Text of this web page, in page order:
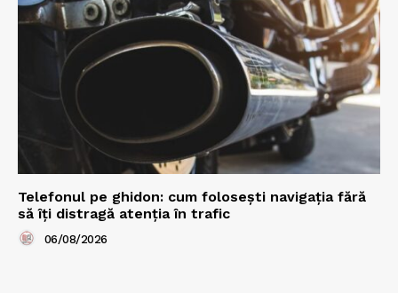
Telefonul pe ghidon: cum folosești navigația fără
să îți distragă atenția în trafic
06/08/2026